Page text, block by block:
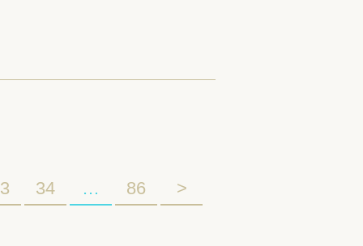
34 … 86 >